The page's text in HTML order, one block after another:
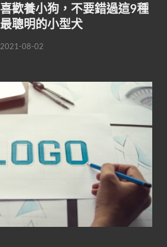
喜歡養小狗，不要錯過這9種
最聰明的小型犬
2021-08-02